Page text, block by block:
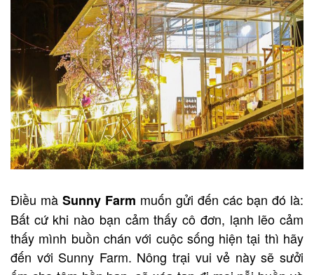
Điều mà Sunny Farm muốn gửi đến các bạn đó là:
Bất cứ khi nào bạn cảm thấy cô đơn, lạnh lẽo cảm
thấy mình buồn chán với cuộc sống hiện tại thì hãy
đến với Sunny Farm. Nông trại vui vẻ này sẽ sưởi